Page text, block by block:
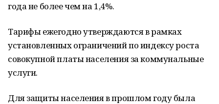
года не более чем на 1,4%.
Тарифы ежегодно утверждаются в рамках
установленных ограничений по индексу роста
совокупной платы населения за коммунальные
услуги.
Для защиты населения в прошлом году была